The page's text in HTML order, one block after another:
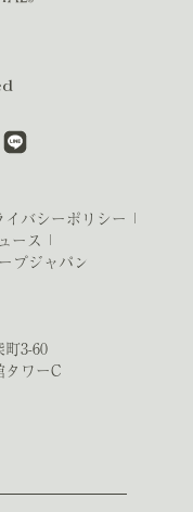
イバシーポリシー
ース
プジャパン
3-60
タワーC